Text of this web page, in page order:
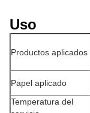
Uso
Productos aplicados
Papel aplicado
Temperatura del